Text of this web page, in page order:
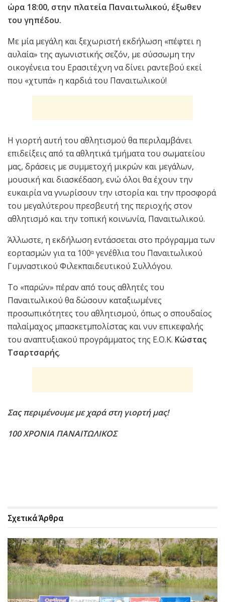
ώρα 18:00, στην πλατεία Παναιτωλικού, έξωθεν
του γηπέδου.
Με μία μεγάλη και ξεχωριστή εκδήλωση «πέφτει η
αυλαία» της αγωνιστικής σεζόν, με σύσσωμη την
οικογένεια του Ερασιτέχνη να δίνει ραντεβού εκεί
που «χτυπά» η καρδιά του Παναιτωλικού!
Η γιορτή αυτή του αθλητισμού θα περιλαμβάνει
επιδείξεις από τα αθλητικά τμήματα του σωματείου
μας, δράσεις με συμμετοχή μικρών και μεγάλων,
μουσική και διασκέδαση, ενώ όλοι θα έχουν την
ευκαιρία να γνωρίσουν την ιστορία και την προσφορά
του μεγαλύτερου πρεσβευτή της περιοχής στον
αθλητισμό και την τοπική κοινωνία, Παναιτωλικού.
Άλλωστε, η εκδήλωση εντάσσεται στο πρόγραμμα των
εορτασμών για τα 100α γενέθλια του Παναιτωλικού
Γυμναστικού Φιλεκπαιδευτικού Συλλόγου.
Το «παρών» πέραν από τους αθλητές του
Παναιτωλικού θα δώσουν καταξιωμένες
προσωπικότητες του αθλητισμού, όπως ο σπουδαίος
παλαίμαχος μπασκετμπολίστας και νυν επικεφαλής
του αναπτυξιακού προγράμματος της Ε.Ο.Κ. Κώστας
Τσαρτσαρής.
Σας περιμένουμε με χαρά στη γιορτή μας!
100 ΧΡΟΝΙΑ ΠΑΝΑΙΤΩΛΙΚΟΣ
ΣχετικάΆρθρα